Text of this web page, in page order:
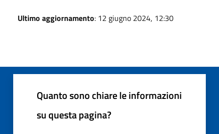
Ultimo aggiornamento: 12 giugno 2024, 12:30
Quanto sono chiare le informazioni
su questa pagina?